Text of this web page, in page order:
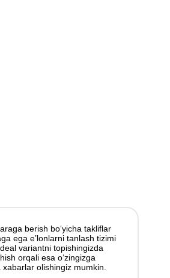
berish boʻyicha takliflar
ega e’lonlarni tanlash tizimi
variantni topishingizda
orqali esa oʻzingizga
olishingiz mumkin.